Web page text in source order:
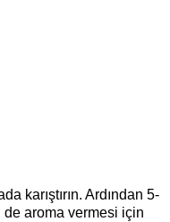
karıştırın. Ardından 5-
aroma vermesi için